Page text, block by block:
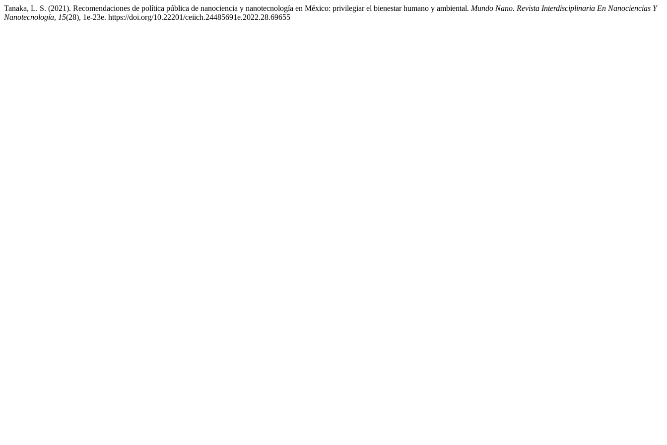
Tanaka, L. S. (2021). Recomendaciones de política pública de nanociencia y nanotecnología en México: privilegiar el bienestar humano y ambiental. Mundo Nano. Revista Interdisciplinaria En Nanociencias Y
Nanotecnología, 15(28), 1e-23e. https://doi.org/10.22201/ceiich.24485691e.2022.28.69655